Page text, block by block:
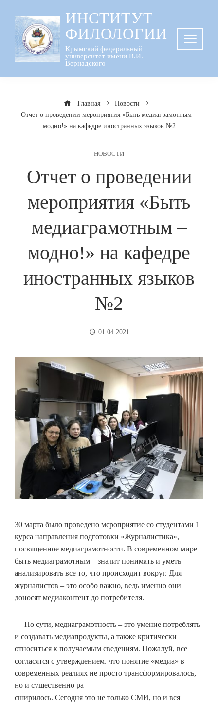
содержанию
ИНСТИТУТ
ФИЛОЛОГИИ
Крымский федеральный
университет имени В.И.
Вернадского
Главная
Новости
Отчет о проведении мероприятия «Быть медиаграмотным –
модно!» на кафедре иностранных языков №2
НОВОСТИ
Отчет о проведении
мероприятия «Быть
медиаграмотным –
модно!» на кафедре
иностранных языков
№2
01.04.2021
30 марта было проведено мероприятие со студентами 1
курса направления подготовки «Журналистика»,
посвященное медиаграмотности. В современном мире
быть медиаграмотным – значит понимать и уметь
анализировать все то, что происходит вокруг. Для
журналистов – это особо важно, ведь именно они
доносят медиаконтент до потребителя.
По сути, медиаграмотность – это умение потреблять
и создавать медиапродукты, а также критически
относиться к получаемым сведениям. Пожалуй, все
согласятся с утверждением, что понятие «медиа» в
современных реалиях не просто трансформировалось,
но и существенно ра
сширилось. Сегодня это не только СМИ, но и вся